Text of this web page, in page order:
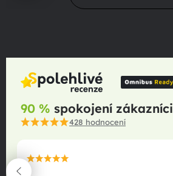
90 % spokojení zákazníci
428 hodnocení
maximální spokojenost